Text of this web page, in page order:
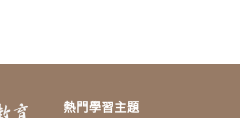
熱門學習主題